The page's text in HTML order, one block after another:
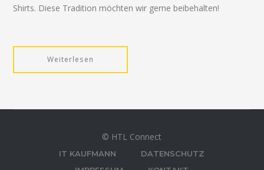
Shirts. Diese Tradition möchten wir gerne beibehalten!
Weiterlesen
© HTL Connect
IT KAUFMANN
DATENSCHUTZ